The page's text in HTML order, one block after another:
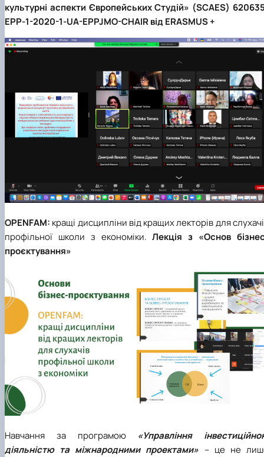
культурні аспекти Європейських Студій» (SCAES)
EPP-1-2020-1-UA-EPPJMO-CHAIR від ERASMUS +
OPENFAM: кращі дисципліни від кращих лекторів для
профільної школи з економіки.Лекція з «Основ
проєктування»
Навчання за програмою «Управління
діяльністю та міжнародними проектами» – це не